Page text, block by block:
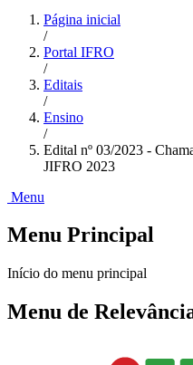
Página inicial
/
Portal IFRO
/
Editais
/
Ensino
/
Edital nº 03/2023 -
JIFRO 2023
Menu
Menu Principal
Início do menu principal
Menu de